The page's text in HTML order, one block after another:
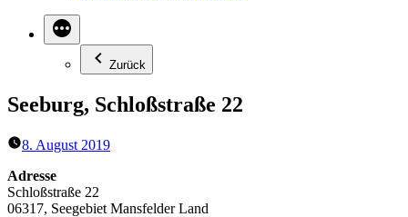
Zurück
Seeburg, Schloßstraße 22
8. August 2019
Adresse
Schloßstraße 22
06317, Seegebiet Mansfelder Land